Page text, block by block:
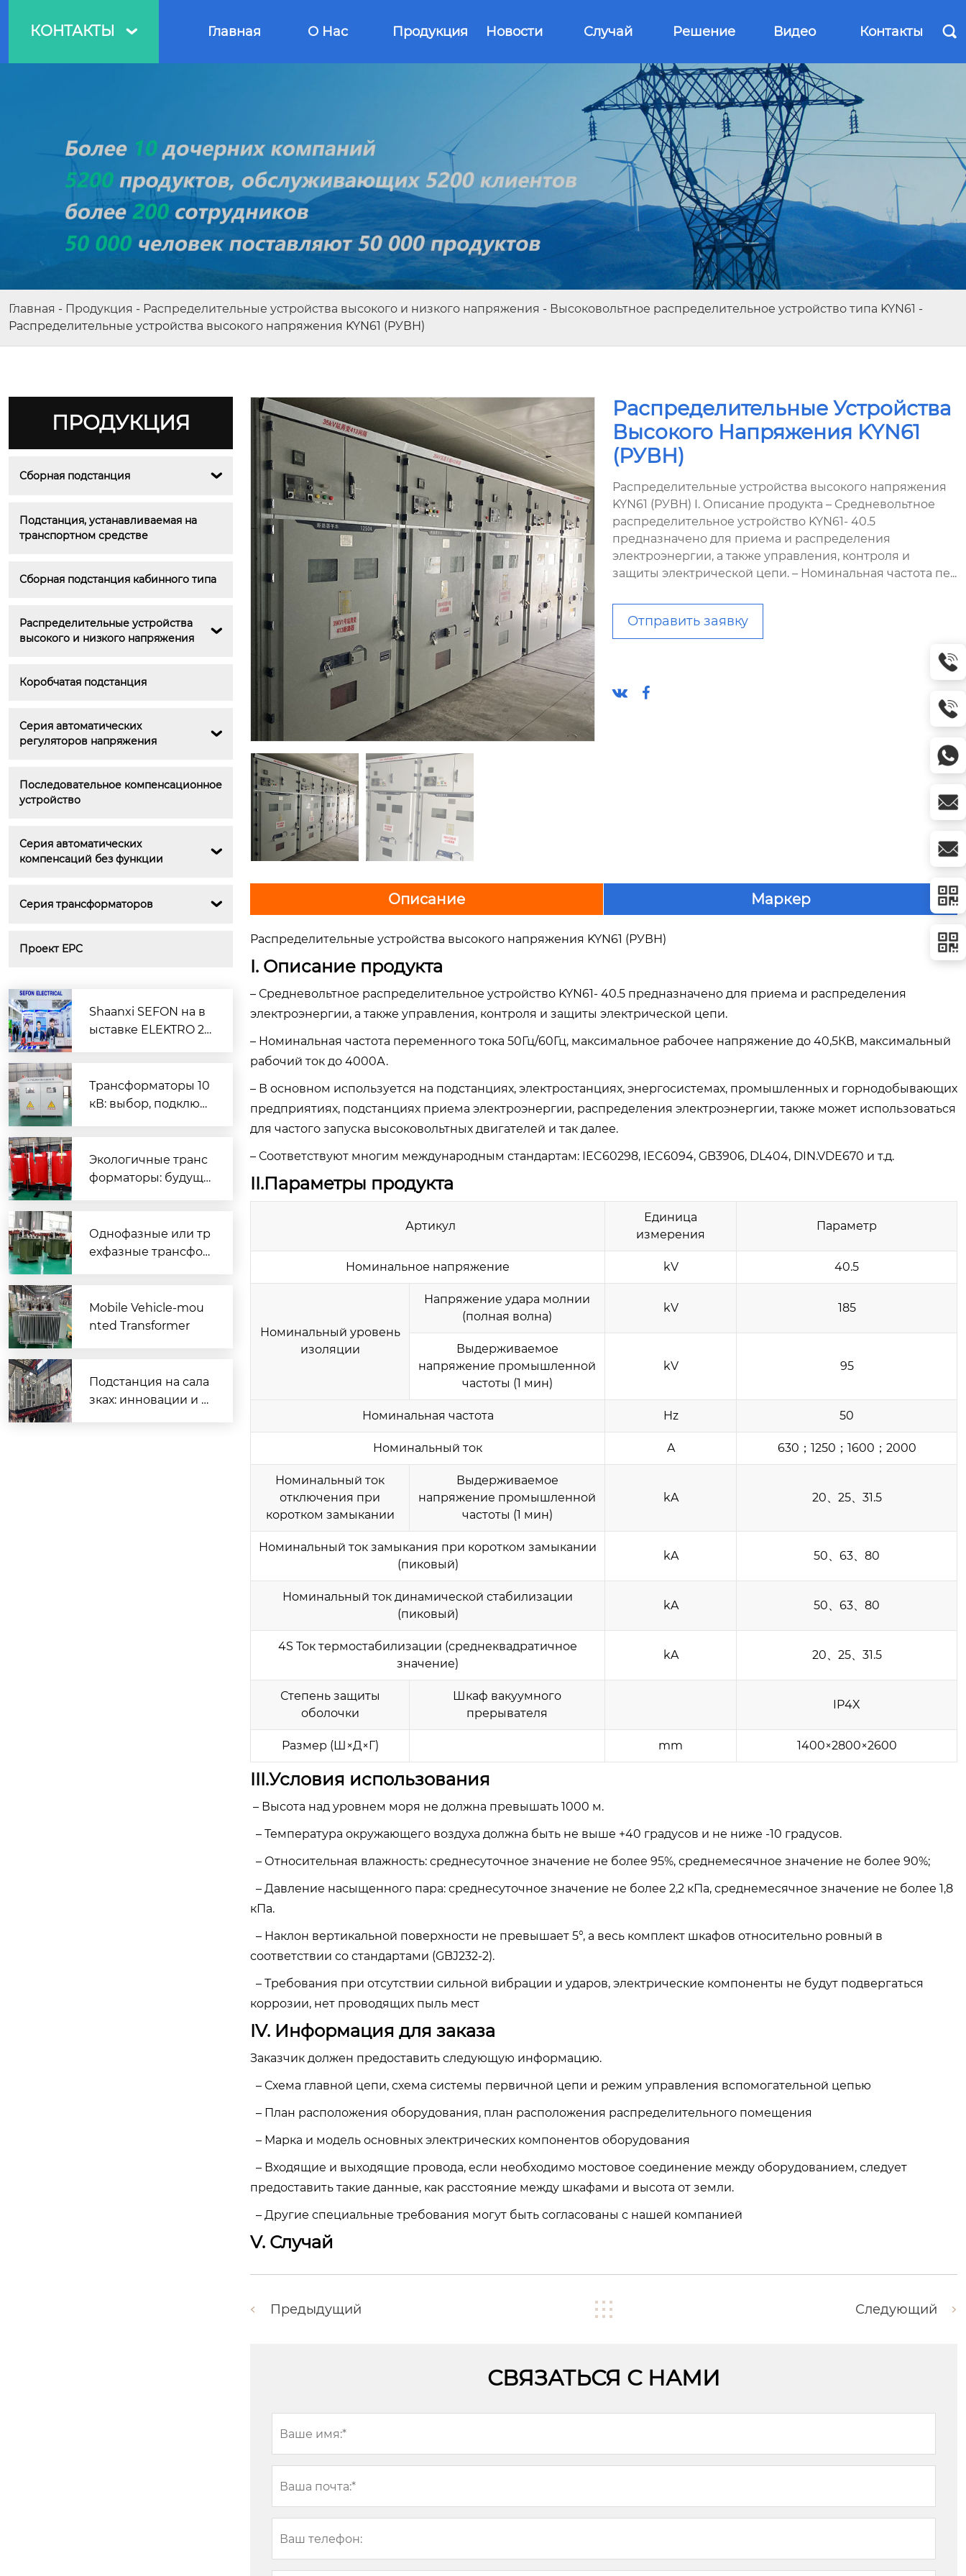
КОНТАКТЫ  Главная О Нас Продукция Новости Случай Решение Видео Контакты 
Главная - Продукция - Распределительные устройства высокого и низкого напряжения - Высоковольтное распределительное устройство типа KYN61 -
Распределительные устройства высокого напряжения KYN61 (РУВН)
ПРОДУКЦИЯ
Сборная подстанция 
Подстанция, устанавливаемая на
транспортном средстве
Сборная подстанция кабинного типа
Распределительные устройства
высокого и низкого напряжения

Коробчатая подстанция
Серия автоматических
регуляторов напряжения

Последовательное компенсационное
устройство
Серия автоматических
компенсаций без функции

Серия трансформаторов 
Проект EPC
Shaanxi SEFON на в
ыставке ELEKTRO 2
мировых рынков
Трансформаторы 10
кВ: выбор, подключ
Экологичные транс
форматоры: будуще
Однофазные или тр
ехфазные трансфор
Mobile Vehicle-mou
nted Transformer
Подстанция на сала
зках: инновации и п
Распределительные Устройства
Высокого Напряжения KYN61
(РУВН)
Распределительные устройства высокого напряжения
KYN61 (РУВН) I. Описание продукта – Средневольтное
распределительное устройство KYN61- 40.5
предназначено для приема и распределения
электроэнергии, а также управления, контроля и
защиты электрической цепи. – Номинальная частота пе...
Отправить заявку
 
Описание Маркер
Распределительные устройства высокого напряжения KYN61 (РУВН)
I. Описание продукта
– Средневольтное распределительное устройство KYN61- 40.5 предназначено для приема и распределения
электроэнергии, а также управления, контроля и защиты электрической цепи.
– Номинальная частота переменного тока 50Гц/60Гц, максимальное рабочее напряжение до 40,5КВ, максимальный
рабочий ток до 4000А.
– В основном используется на подстанциях, электростанциях, энергосистемах, промышленных и горнодобывающих
предприятиях, подстанциях приема электроэнергии, распределения электроэнергии, также может использоваться
для частого запуска высоковольтных двигателей и так далее.
– Соответствуют многим международным стандартам: IEC60298, IEC6094, GB3906, DL404, DIN.VDE670 и т.д.
II.Параметры продукта
Артикул
Единица
измерения
Параметр
Номинальное напряжение kV 40.5
Номинальный уровень
изоляции
Напряжение удара молнии
(полная волна)
kV 185
Выдерживаемое
напряжение промышленной
частоты (1 мин)
kV 95
Номинальная частота Hz 50
Номинальный ток A 630；1250；1600；2000
Номинальный ток
отключения при
коротком замыкании
Выдерживаемое
напряжение промышленной
частоты (1 мин)
kA 20、25、31.5
Номинальный ток замыкания при коротком замыкании
(пиковый)
kA 50、63、80
Номинальный ток динамической стабилизации
(пиковый)
kA 50、63、80
4S Ток термостабилизации (среднеквадратичное
значение)
kA 20、25、31.5
Степень защиты
оболочки
Шкаф вакуумного
прерывателя
IP4X
Размер (Ш×Д×Г) mm 1400×2800×2600
III.Условия использования
– Высота над уровнем моря не должна превышать 1000 м.
– Температура окружающего воздуха должна быть не выше +40 градусов и не ниже -10 градусов.
– Относительная влажность: среднесуточное значение не более 95%, среднемесячное значение не более 90%;
– Давление насыщенного пара: среднесуточное значение не более 2,2 кПа, среднемесячное значение не более 1,8
кПа.
– Наклон вертикальной поверхности не превышает 5°, а весь комплект шкафов относительно ровный в
соответствии со стандартами (GBJ232-2).
– Требования при отсутствии сильной вибрации и ударов, электрические компоненты не будут подвергаться
коррозии, нет проводящих пыль мест
IV. Информация для заказа
Заказчик должен предоставить следующую информацию.
– Схема главной цепи, схема системы первичной цепи и режим управления вспомогательной цепью
– План расположения оборудования, план расположения распределительного помещения
– Марка и модель основных электрических компонентов оборудования
– Входящие и выходящие провода, если необходимо мостовое соединение между оборудованием, следует
предоставить такие данные, как расстояние между шкафами и высота от земли.
– Другие специальные требования могут быть согласованы с нашей компанией
V. Случай
Предыдущий Следующий
СВЯЗАТЬСЯ С НАМИ